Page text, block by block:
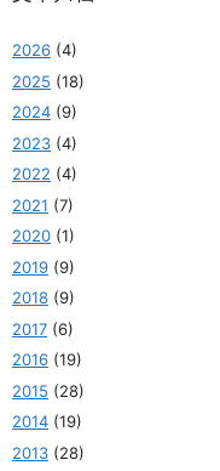
2026 (4)
2025 (18)
2024 (9)
2023 (4)
2022 (4)
2021 (7)
2020 (1)
2019 (9)
2018 (9)
2017 (6)
2016 (19)
2015 (28)
2014 (19)
2013 (28)